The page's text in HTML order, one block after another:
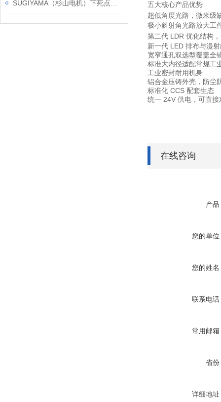
五大核心产品优势
超低角度光路，微米级
极小斜射角光路放大工
第二代 LDR 优化结构
新一代 LED 排布与漫
宽窄通孔双选型覆盖全
标准大内径适配常规工
工业密封耐用机身
铝合金压铸外壳，防尘
标准化 CCS 配套生态
统一 24V 供电，可直
在线咨询
产品
您的单位
您的姓名
联系电话
常用邮箱
省份
详细地址